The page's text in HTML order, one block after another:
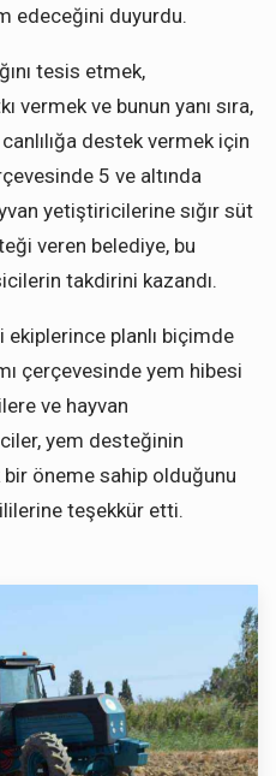
edeceğini duyurdu.
tesis etmek,
vermek ve bunun yanı sıra,
destek vermek için
5 ve altında
yetiştiricilerine sığır süt
veren belediye, bu
takdirini kazandı.
ekiplerince planlı biçimde
çerçevesinde yem hibesi
ve hayvan
yem desteğinin
öneme sahip olduğunu
teşekkür etti.